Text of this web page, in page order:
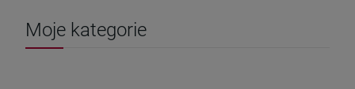
Moje kategorie